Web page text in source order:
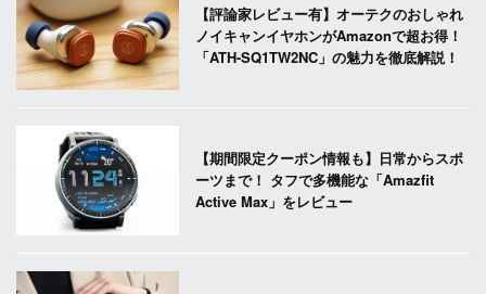
【評論家レビュー有】オーテクのおしゃれ
ノイキャンイヤホンがAmazonで超お得！
「ATH-SQ1TW2NC」の魅力を徹底解説！
【期間限定クーポン情報も】日常からスポ
ーツまで！ タフで多機能な「Amazfit
Active Max」をレビュー